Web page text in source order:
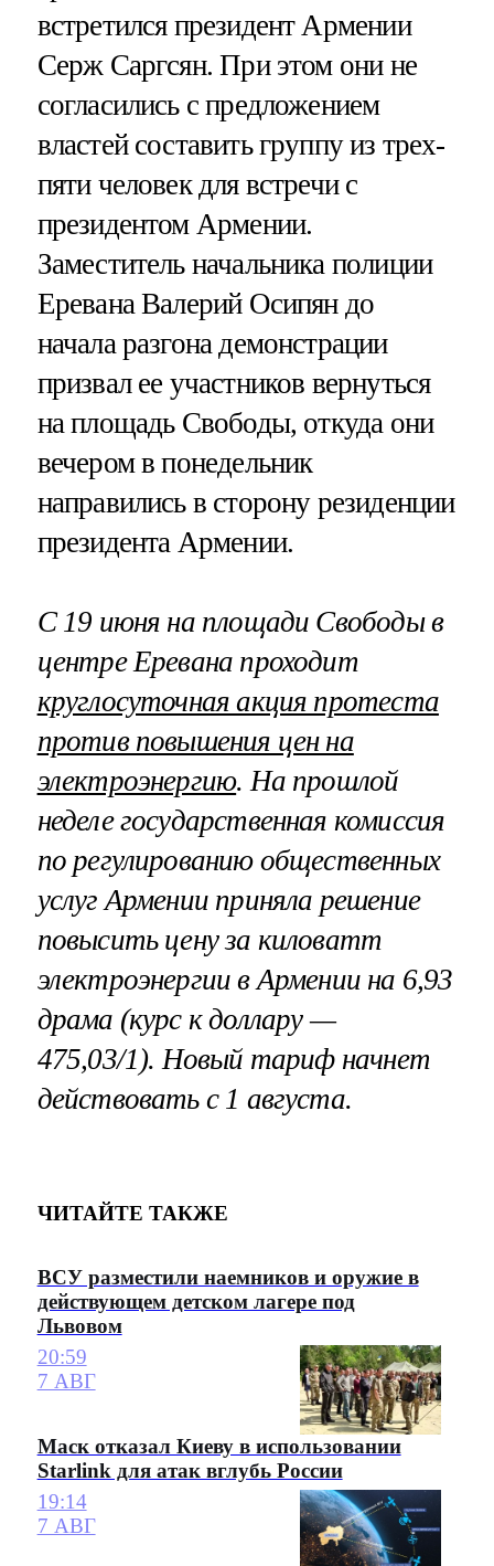
встретился президент Армении
Серж Саргсян. При этом они не
согласились с предложением
властей составить группу из трех-
пяти человек для встречи с
президентом Армении.
Заместитель начальника полиции
Еревана Валерий Осипян до
начала разгона демонстрации
призвал ее участников вернуться
на площадь Свободы, откуда они
вечером в понедельник
направились в сторону резиденции
президента Армении.
С 19 июня на площади Свободы в
центре Еревана проходит
круглосуточная акция протеста
против повышения цен на
электроэнергию. На прошлой
неделе государственная комиссия
по регулированию общественных
услуг Армении приняла решение
повысить цену за киловатт
электроэнергии в Армении на 6,93
драма (курс к доллару —
475,03/1). Новый тариф начнет
действовать с 1 августа.
ЧИТАЙТЕ ТАКЖЕ
ВСУ разместили наемников и оружие в
действующем детском лагере под
Львовом
20:59
7 АВГ
Маск отказал Киеву в использовании
Starlink для атак вглубь России
19:14
7 АВГ